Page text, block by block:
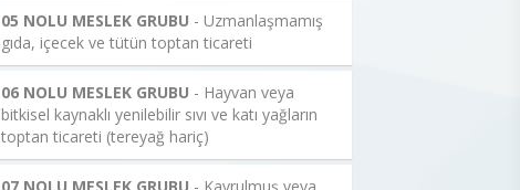
05 NOLU MESLEK GRUBU - Uzmanlaşmamış
gıda, içecek ve tütün toptan ticareti
06 NOLU MESLEK GRUBU - Hayvan veya
bitkisel kaynaklı yenilebilir sıvı ve katı yağların
toptan ticareti (tereyağ hariç)